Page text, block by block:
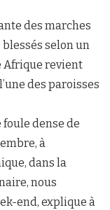
des marches
selon un
Afrique revient
des paroisses
dense de
à
dans la
nous
end, explique à